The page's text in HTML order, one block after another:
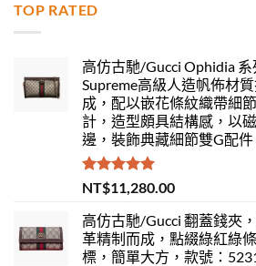
TOP RATED
高仿古馳/Gucci Ophidia
Supreme高級人造帆佈材
成，配以嵌花條紋織帶細
計，造型頗具結構感，以
邊，裝飾典藏細節雙G配
評分5.00
滿分 5
NT$11,280.00
高仿古馳/Gucci 翻蓋錢夾
革精制而成，點綴綠紅綠
標，簡單大方，款號：